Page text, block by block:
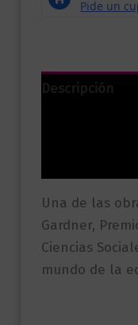
Descripción
Una de las
Gardner,
Ciencias
mundo de la